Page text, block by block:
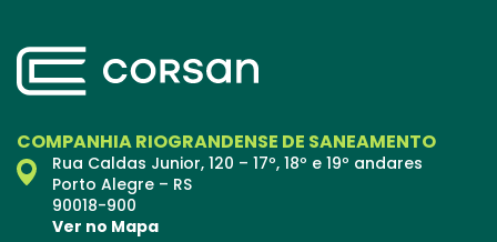
COMPANHIA RIOGRANDENSE DE SANEAMENTO
Rua Caldas Junior, 120 – 17º, 18º e 19º andares
Porto Alegre – RS
90018-900
Ver no Mapa